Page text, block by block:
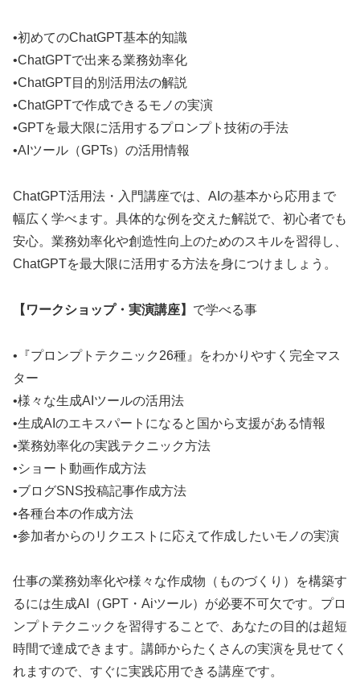
•初めてのChatGPT基本的知識
•ChatGPTで出来る業務効率化
•ChatGPT目的別活用法の解説
•ChatGPTで作成できるモノの実演
•GPTを最大限に活用するプロンプト技術の手法
•AIツール（GPTs）の活用情報
ChatGPT活用法・入門講座では、AIの基本から応用まで
幅広く学べます。具体的な例を交えた解説で、初心者でも
安心。業務効率化や創造性向上のためのスキルを習得し、
ChatGPTを最大限に活用する方法を身につけましょう。
【ワークショップ・実演講座】 で学べる事
•『プロンプトテクニック26種』をわかりやすく完全マス
ター
•様々な生成AIツールの活用法
•生成AIのエキスパートになると国から支援がある情報
•業務効率化の実践テクニック方法
•ショート動画作成方法
•ブログSNS投稿記事作成方法
•各種台本の作成方法
•参加者からのリクエストに応えて作成したいモノの実演
仕事の業務効率化や様々な作成物（ものづくり）を構築す
るには生成AI（GPT・Aiツール）が必要不可欠です。プロ
ンプトテクニックを習得することで、あなたの目的は超短
時間で達成できます。講師からたくさんの実演を見せてく
れますので、すぐに実践応用できる講座です。